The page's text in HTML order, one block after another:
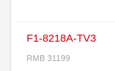
F1-8218A-TV3
RMB 31199